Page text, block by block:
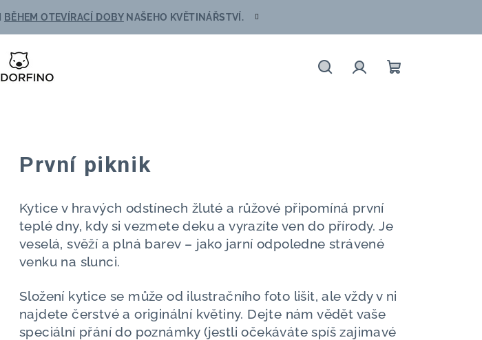
BĚHEM OTEVÍRACÍ DOBYNAŠEHO KVĚTINÁŘSTVÍ.
První piknik
Kytice v hravých odstínech žluté a růžové připomíná první
teplé dny, kdy si vezmete deku a vyrazíte ven do přírody. Je
veselá, svěží a plná barev – jako jarní odpoledne strávené
venku na slunci.
Složení kytice se může od ilustračního foto lišit, ale vždy v ni
najdete čerstvé a originální květiny. Dejte nám vědět vaše
speciální přání do poznámky (jestli očekáváte spíš zajimavé